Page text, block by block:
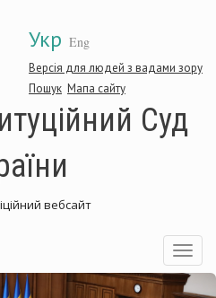
Укр Eng
Версія для людей з вадами зору
Пошук Мапа сайту
Суд
вебсайт
Toggle